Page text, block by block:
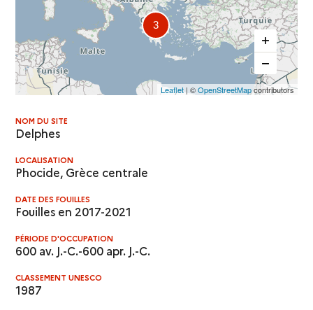
cette
carte
3
Leaflet| ©OpenStreetMapcontributors
NOM DU SITE
Delphes
LOCALISATION
Phocide, Grèce centrale
DATE DES FOUILLES
Fouilles en 2017-2021
PÉRIODE D'OCCUPATION
600 av. J.-C.-600 apr. J.-C.
CLASSEMENT UNESCO
1987